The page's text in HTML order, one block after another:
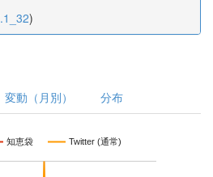
)
変動（月別） 分布
知恵袋 Twitter (通常)